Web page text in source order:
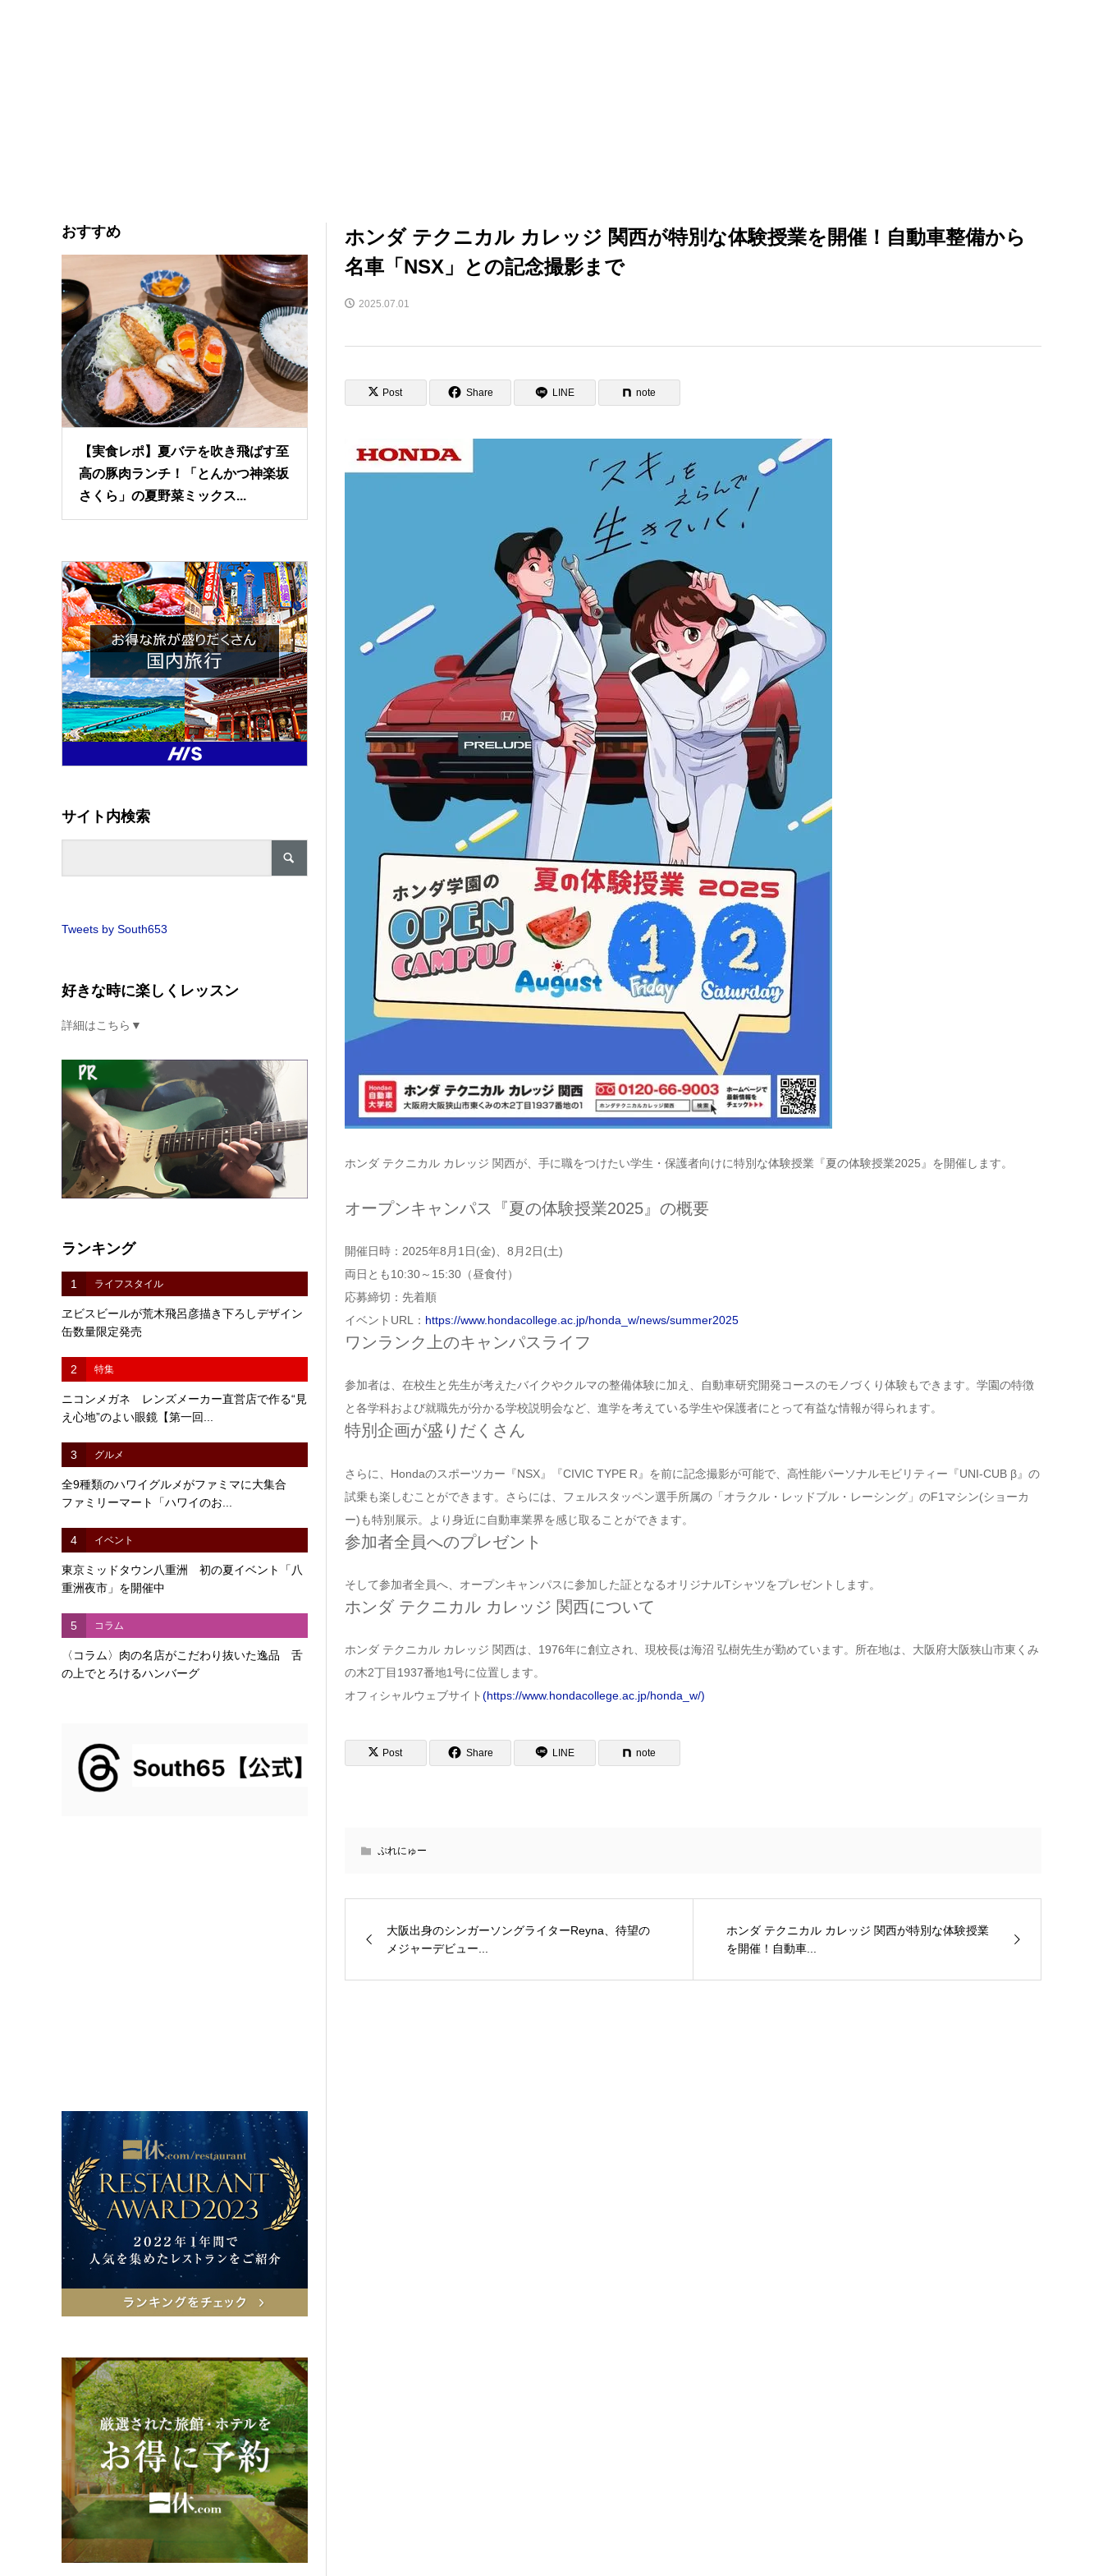
ホンダ テクニカル カレッジ 関西が特別な体験授業を開催！自動車整備から
名車「NSX」との記念撮影まで
2025.07.01
Post Share LINE note
ホンダ テクニカル カレッジ 関西が、手に職をつけたい学生・保護者向けに特別な体験授業『夏の体験授業2025』を開催します。
オープンキャンパス『夏の体験授業2025』の概要
開催日時：2025年8月1日(金)、8月2日(土)
両日とも10:30～15:30（昼食付）
応募締切：先着順
イベントURL： https://www.hondacollege.ac.jp/honda_w/news/summer2025
ワンランク上のキャンパスライフ
参加者は、在校生と先生が考えたバイクやクルマの整備体験に加え、自動車研究開発コースのモノづくり体験もできます。学園の特徴
と各学科および就職先が分かる学校説明会など、進学を考えている学生や保護者にとって有益な情報が得られます。
特別企画が盛りだくさん
さらに、Hondaのスポーツカー『NSX』『CIVIC TYPE R』を前に記念撮影が可能で、高性能パーソナルモビリティー『UNI-CUB β』の
試乗も楽しむことができます。さらには、フェルスタッペン選手所属の「オラクル・レッドブル・レーシング」のF1マシン(ショーカ
ー)も特別展示。より身近に自動車業界を感じ取ることができます。
参加者全員へのプレゼント
そして参加者全員へ、オープンキャンパスに参加した証となるオリジナルTシャツをプレゼントします。
ホンダ テクニカル カレッジ 関西について
ホンダ テクニカル カレッジ 関西は、1976年に創立され、現校長は海沼 弘樹先生が勤めています。所在地は、大阪府大阪狭山市東くみ
の木2丁目1937番地1号に位置します。
オフィシャルウェブサイト(https://www.hondacollege.ac.jp/honda_w/)
Post Share LINE note
ぷれにゅー
大阪出身のシンガーソングライターReyna、待望の
メジャーデビュー...
ホンダ テクニカル カレッジ 関西が特別な体験授業
を開催！自動車...
おすすめ
【実食レポ】夏バテを吹き飛ばす至
高の豚肉ランチ！「とんかつ神楽坂
さくら」の夏野菜ミックス...
サイト内検索
Tweets by South653
好きな時に楽しくレッスン
詳細はこちら▼
ランキング
1 ライフスタイル
ヱビスビールが荒木飛呂彦描き下ろしデザイン
缶数量限定発売
2 特集
ニコンメガネ レンズメーカー直営店で作る“見
え心地”のよい眼鏡【第一回...
3 グルメ
全9種類のハワイグルメがファミマに大集合
ファミリーマート「ハワイのお...
4 イベント
東京ミッドタウン八重洲 初の夏イベント「八
重洲夜市」を開催中
5 コラム
〈コラム〉肉の名店がこだわり抜いた逸品 舌
の上でとろけるハンバーグ